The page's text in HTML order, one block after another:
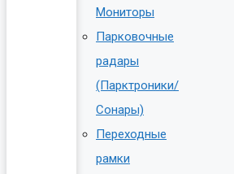
Мониторы
Парковочные
радары
(Парктроники/
Сонары)
Переходные
рамки